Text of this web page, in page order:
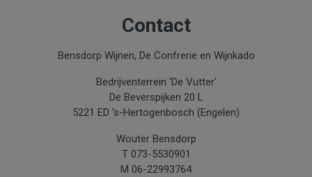
Contact
Bensdorp Wijnen, De Confrerie en Wijnkado
Bedrijventerrein 'De Vutter'
De Beverspijken 20 L
5221 ED 's-Hertogenbosch (Engelen)
Wouter Bensdorp
T 073-5530901
M 06-22993764